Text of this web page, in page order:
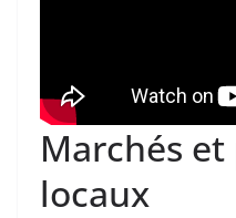
Marchés
locaux